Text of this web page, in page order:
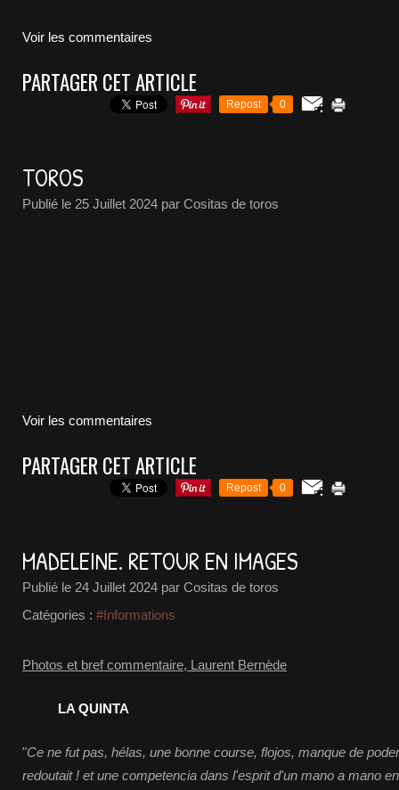
Voir les commentaires
PARTAGER CET ARTICLE
Repost 0
TOROS
Publié le 25 Juillet 2024 par Cositas de toros
Voir les commentaires
PARTAGER CET ARTICLE
Repost 0
MADELEINE. RETOUR EN IMAGES
Publié le 24 Juillet 2024 par Cositas de toros
Catégories : #Informations
Photos et bref commentaire, Laurent Bernède
LA QUINTA
"Ce ne fut pas, hélas, une bonne course, flojos, manque de
redoutait ! et une competencia dans l'esprit d'un mano a mano